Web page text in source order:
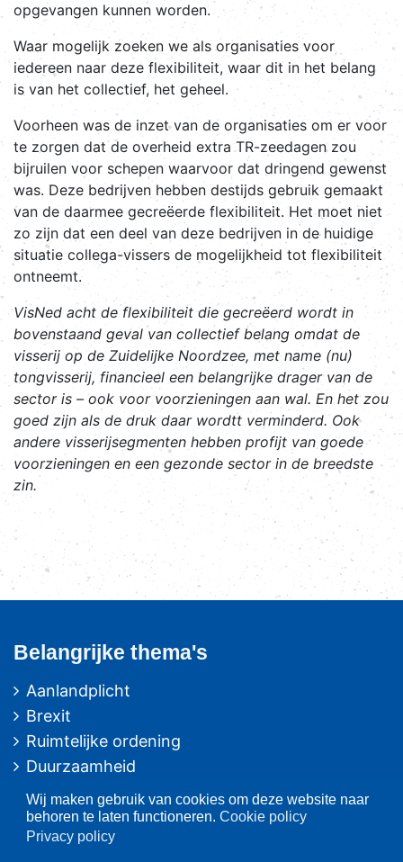
Wij maken gebruik van cookies om deze website naar
behoren te laten functioneren. Cookie policy
Privacy policy
opgevangen kunnen worden.
Waar mogelijk zoeken we als organisaties voor
iedereen naar deze flexibiliteit, waar dit in het belang
is van het collectief, het geheel.
Voorheen was de inzet van de organisaties om er voor
te zorgen dat de overheid extra TR-zeedagen zou
bijruilen voor schepen waarvoor dat dringend gewenst
was. Deze bedrijven hebben destijds gebruik gemaakt
van de daarmee gecreëerde flexibiliteit. Het moet niet
zo zijn dat een deel van deze bedrijven in de huidige
situatie collega-vissers de mogelijkheid tot flexibiliteit
ontneemt.
VisNed acht de flexibiliteit die gecreëerd wordt in
bovenstaand geval van collectief belang omdat de
visserij op de Zuidelijke Noordzee, met name (nu)
tongvisserij, financieel een belangrijke drager van de
sector is – ook voor voorzieningen aan wal. En het zou
goed zijn als de druk daar wordtt verminderd. Ook
andere visserijsegmenten hebben profijt van goede
voorzieningen en een gezonde sector in de breedste
zin.
Belangrijke thema's
Aanlandplicht
Brexit
Ruimtelijke ordening
Duurzaamheid
Pulsvisserij
Innovatie
Algemeen/Overig beleid